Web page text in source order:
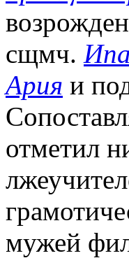
сщмч.
Ария и
отметил
мужей